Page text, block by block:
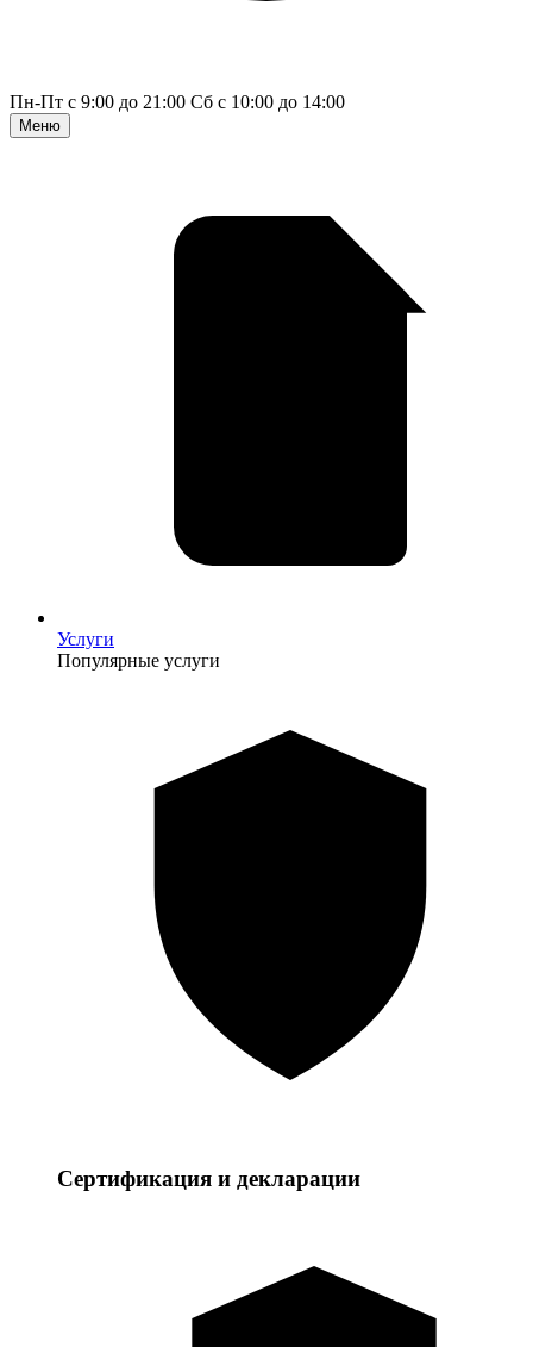
Пн-Пт с 9:00 до 21:00 Сб с 10:00 до 14:00
Меню
Услуги
Популярные услуги
Сертификация и декларации